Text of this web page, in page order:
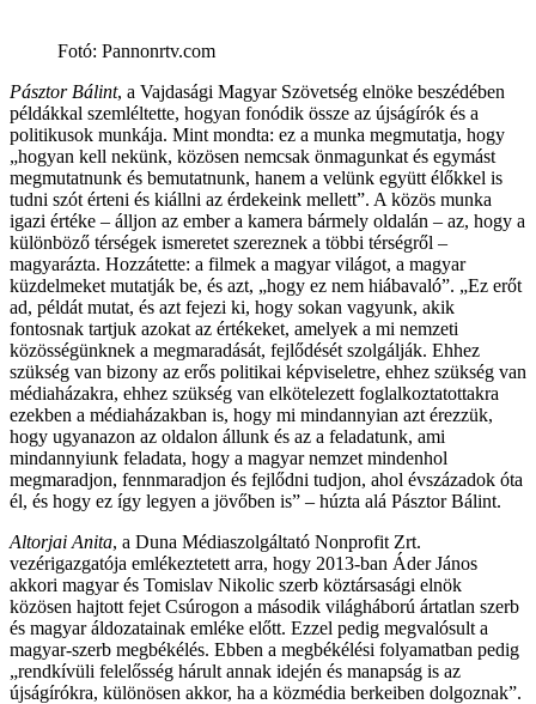
Fotó: Pannonrtv.com
Pásztor Bálint, a Vajdasági Magyar Szövetség elnöke beszédében
példákkal szemléltette, hogyan fonódik össze az újságírók és a
politikusok munkája. Mint mondta: ez a munka megmutatja, hogy
„hogyan kell nekünk, közösen nemcsak önmagunkat és egymást
megmutatnunk és bemutatnunk, hanem a velünk együtt élőkkel is
tudni szót érteni és kiállni az érdekeink mellett”. A közös munka
igazi értéke – álljon az ember a kamera bármely oldalán – az, hogy a
különböző térségek ismeretet szereznek a többi térségről –
magyarázta. Hozzátette: a filmek a magyar világot, a magyar
küzdelmeket mutatják be, és azt, „hogy ez nem hiábavaló”. „Ez erőt
ad, példát mutat, és azt fejezi ki, hogy sokan vagyunk, akik
fontosnak tartjuk azokat az értékeket, amelyek a mi nemzeti
közösségünknek a megmaradását, fejlődését szolgálják. Ehhez
szükség van bizony az erős politikai képviseletre, ehhez szükség van
médiaházakra, ehhez szükség van elkötelezett foglalkoztatottakra
ezekben a médiaházakban is, hogy mi mindannyian azt érezzük,
hogy ugyanazon az oldalon állunk és az a feladatunk, ami
mindannyiunk feladata, hogy a magyar nemzet mindenhol
megmaradjon, fennmaradjon és fejlődni tudjon, ahol évszázadok óta
él, és hogy ez így legyen a jövőben is” – húzta alá Pásztor Bálint.
Altorjai Anita, a Duna Médiaszolgáltató Nonprofit Zrt.
vezérigazgatója emlékeztetett arra, hogy 2013-ban Áder János
akkori magyar és Tomislav Nikolic szerb köztársasági elnök
közösen hajtott fejet Csúrogon a második világháború ártatlan szerb
és magyar áldozatainak emléke előtt. Ezzel pedig megvalósult a
magyar-szerb megbékélés. Ebben a megbékélési folyamatban pedig
„rendkívüli felelősség hárult annak idején és manapság is az
újságírókra, különösen akkor, ha a közmédia berkeiben dolgoznak”.